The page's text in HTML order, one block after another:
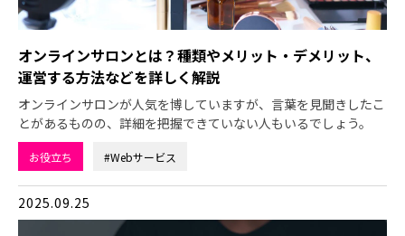
オンラインサロンとは？種類やメリット・デメリット、
運営する方法などを詳しく解説
オンラインサロンが人気を博していますが、言葉を見聞きしたこ
とがあるものの、詳細を把握できていない人もいるでしょう。
お役立ち #Webサービス
2025.09.25